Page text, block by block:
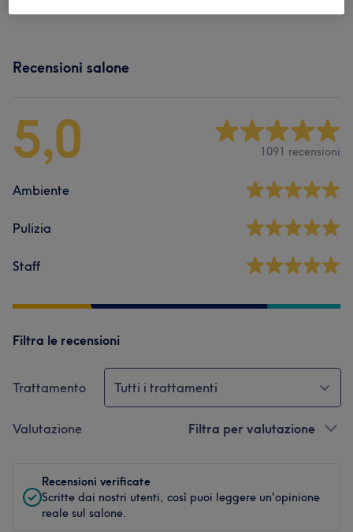
Recensioni salone
5,0 1091 recensioni
Ambiente
Pulizia
Staff
Filtra le recensioni
Trattamento Tutti i trattamenti
Valutazione Filtra per valutazione
Recensioni verificate
Scritte dai nostri utenti, così puoi leggere un'opinione
reale sul salone.